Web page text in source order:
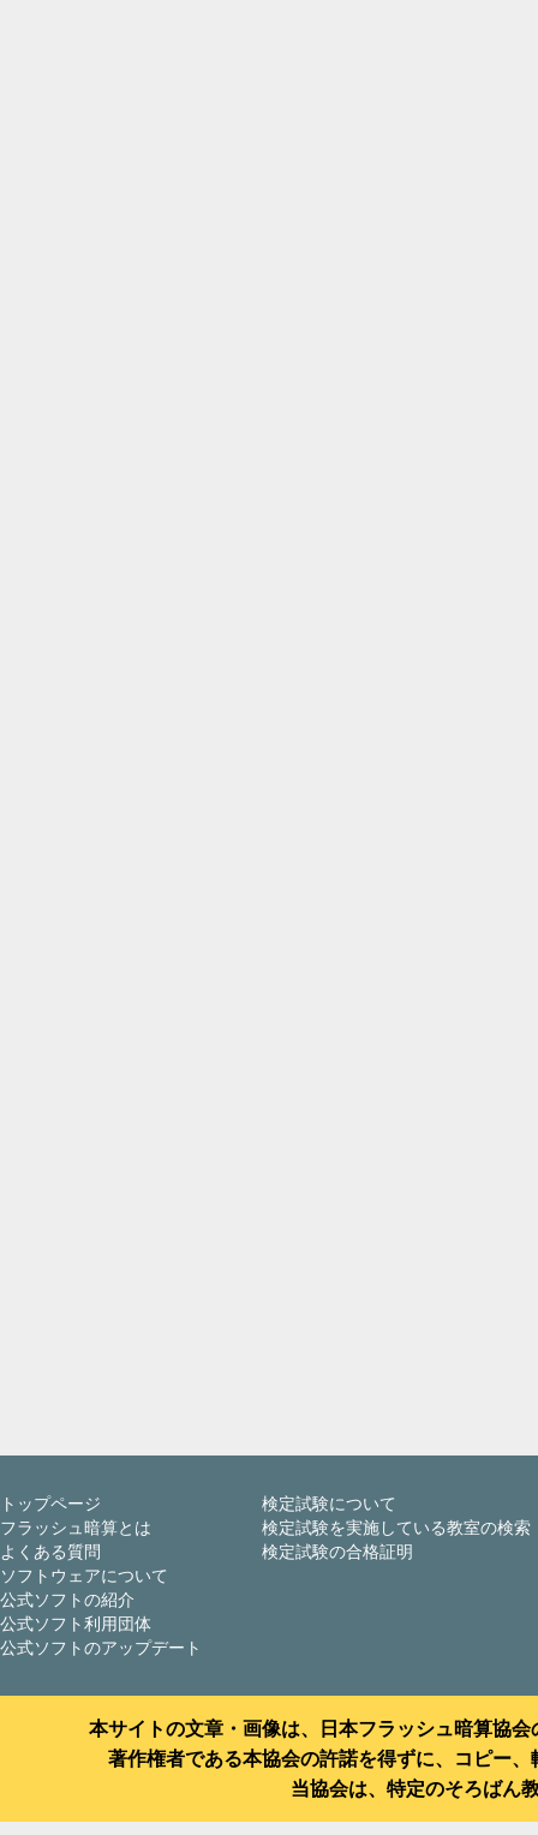
トップページ
フラッシュ暗算とは
よくある質問
ソフトウェアについて
公式ソフトの紹介
公式ソフト利用団体
公式ソフトのアップデート
検定試験について
検定試験を実施している教室の検索
検定試験の合格証明
本サイトの文章・画像は、日本フラッシュ暗算協
著作権者である本協会の許諾を得ずに、コピー
当協会は、特定のそろばん